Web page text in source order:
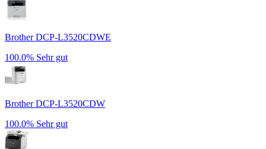
Brother DCP-L3520CDWE
100.0% Sehr gut
Brother DCP-L3520CDW
100.0% Sehr gut